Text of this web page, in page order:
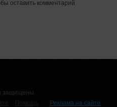
оставить комментарий
защищены.
Помощь
Реклама на сайте